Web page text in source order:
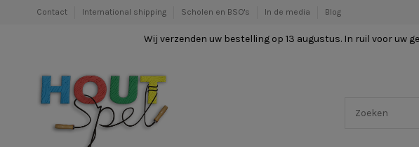
Contact International shipping Scholen en BSO's In de media Blog
Wij verzenden uw bestelling op 13 augustus. In ruil voor uw